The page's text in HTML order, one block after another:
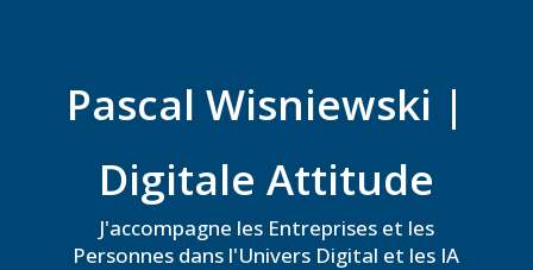
Pascal Wisniewski |
Digitale Attitude
J'accompagne les Entreprises et les
Personnes dans l'Univers Digital et les IA